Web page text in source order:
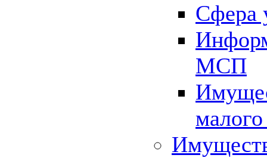
Сфера
МСП